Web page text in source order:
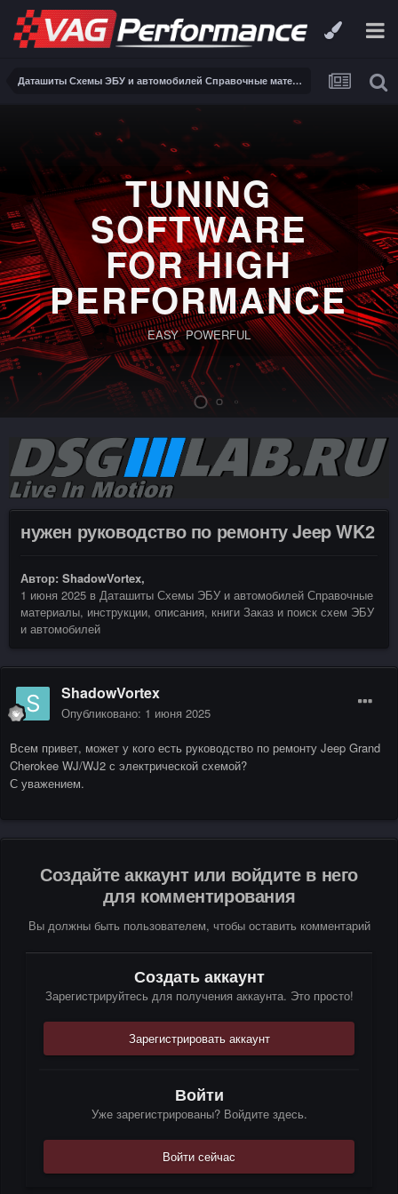
Даташиты Схемы ЭБУ и автомобилей Справочные материалы, инструкции, описания, книги Заказ и поиск схем ЭБУ и автомобилей
TUNING
SOFTWARE
FOR HIGH
PERFORMANCE
EASY POWERFUL
нужен руководство по ремонту Jeep WK2
Автор: ShadowVortex,
1 июня 2025 в Даташиты Схемы ЭБУ и автомобилей Справочные
материалы, инструкции, описания, книги Заказ и поиск схем ЭБУ
и автомобилей
ShadowVortex
Опубликовано: 1 июня 2025
Всем привет, может у кого есть руководство по ремонту Jeep Grand
Cherokee WJ/WJ2 с электрической схемой?
С уважением.
Создайте аккаунт или войдите в него
для комментирования
Вы должны быть пользователем, чтобы оставить комментарий
Создать аккаунт
Зарегистрируйтесь для получения аккаунта. Это просто!
Зарегистрировать аккаунт
Войти
Уже зарегистрированы? Войдите здесь.
Войти сейчас